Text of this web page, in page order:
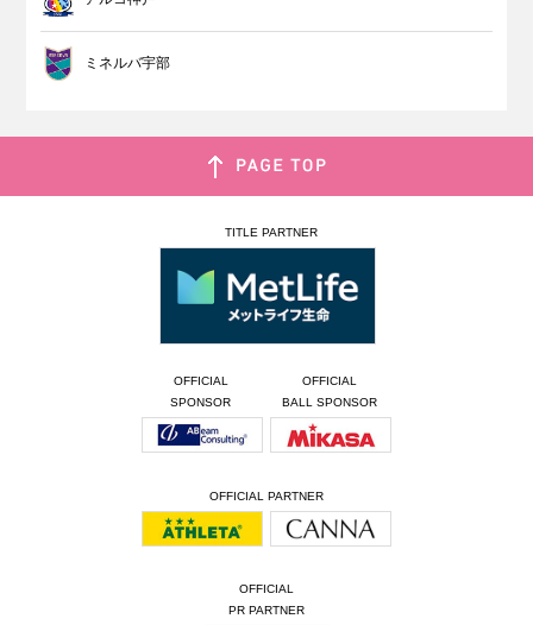
ミネルバ宇部
TITLE PARTNER
OFFICIAL
SPONSOR
OFFICIAL
BALL SPONSOR
OFFICIAL PARTNER
OFFICIAL
PR PARTNER